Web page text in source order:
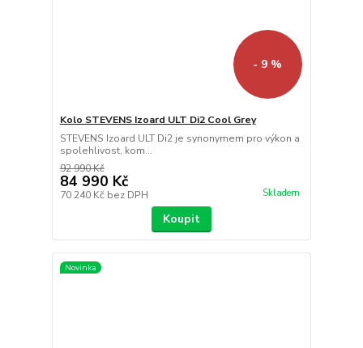
- 9 %
Kolo STEVENS Izoard ULT Di2 Cool Grey
STEVENS Izoard ULT Di2 je synonymem pro výkon a
spolehlivost, kom...
92 990 Kč
84 990 Kč
70 240 Kč bez DPH Skladem
Koupit
Novinka